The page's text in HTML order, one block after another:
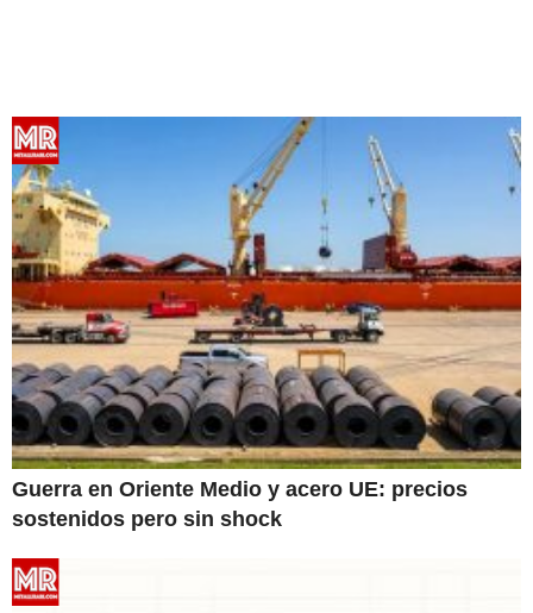
Guerra en Oriente Medio y acero UE: precios
sostenidos pero sin shock